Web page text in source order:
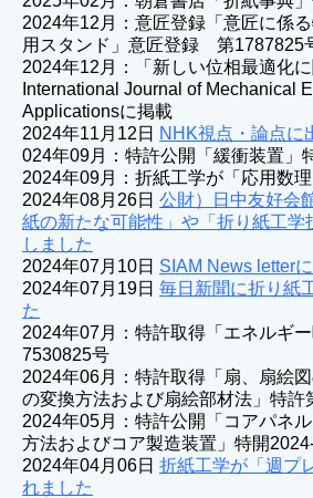
2024年12月：意匠登録「意匠に係
用スタンド」意匠登録 第1787825
2024年12月：「新しい位相最適化
International Journal of Mechanical
Applicationsに掲載
2024年11月12日 NHK視点・論点に
024年09月：特許公開「緩衝装置」
2024年09月：折紙工学が「応用数
2024年08月26日 公財）日中友好会
紙の新たな可能性」や「折り紙工学
しました
2024年07月10日 SIAM News letter
2024年07月19日 毎日新聞に折り紙
た
2024年07月：特許取得「エネルギ
7530825号
2024年06月：特許取得「扇、扇絵
の変換方法および扇絵部材法」特許
2024年05月：特許公開「コアパネ
方法およびコア製造装置」特開
2024年04月06日 折紙工学が「週プ
れました